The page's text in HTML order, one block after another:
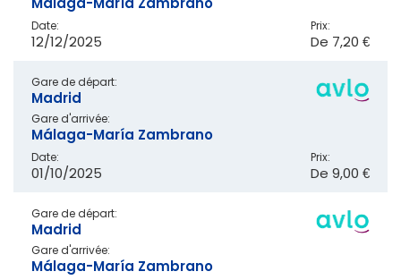
Date:
12/12/2025
Prix:
De 7,20 €
Gare de départ:
Madrid
Gare d'arrivée:
Málaga-María Zambrano
Date:
01/10/2025
Prix:
De 9,00 €
Gare de départ:
Madrid
Gare d'arrivée:
Málaga-María Zambrano